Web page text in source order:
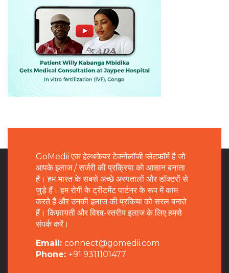
GoMedii एक हेल्थकेयर टेक्नोलॉजी प्लेटफॉर्म है जो
आपके इलाज / सर्जरी की प्रक्रिया को आसान बनाता
है। हम भारत के सबसे अच्छे अस्पतालों और डॉक्टरों से
जुड़े हैं। हम रोगी के ट्रीटमेंट पार्टनर के रूप में काम
करते हैं और उनकी इलाज की प्रकिया को सरल बनाते
हैं। किफ़ायती और विश्व-स्तरीय इलाज के लिए हमसे
संपर्क करें।
Email: connect@gomedii.com
Phone: +91 9311101477